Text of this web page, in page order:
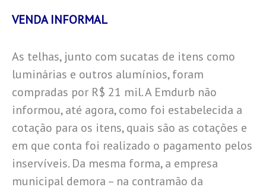
VENDA INFORMAL
As telhas, junto com sucatas de itens como
luminárias e outros alumínios, foram
compradas por R$ 21 mil. A Emdurb não
informou, até agora, como foi estabelecida a
cotação para os itens, quais são as cotações e
em que conta foi realizado o pagamento pelos
inservíveis. Da mesma forma, a empresa
municipal demora – na contramão da